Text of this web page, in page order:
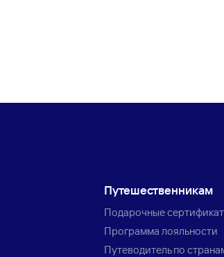
Путешественникам
Подарочные
Программа лояльности
Путеводитель по